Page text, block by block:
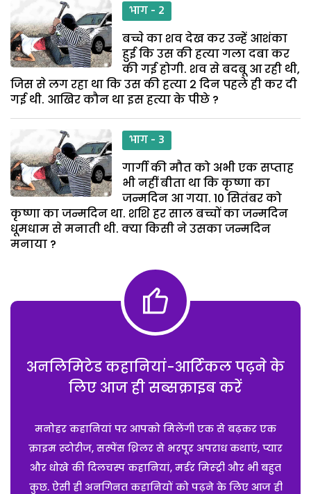
भाग - 2
बच्चे का शव देख कर उन्हें आशंका
हुई कि उस की हत्या गला दबा कर
की गई होगी. शव से बदबू आ रही थी,
जिस से लग रहा था कि उस की हत्या 2 दिन पहले ही कर दी
गई थी. आखिर कौन था इस हत्या के पीछे ?
भाग - 3
गार्गी की मौत को अभी एक सप्ताह
भी नहीं बीता था कि कृष्णा का
जन्मदिन आ गया. 10 सितंबर को
कृष्णा का जन्मदिन था. शशि हर साल बच्चों का जन्मदिन
धूमधाम से मनाती थी. क्या किसी ने उसका जन्मदिन
मनाया ?
अनलिमिटेड कहानियां-आर्टिकल पढ़ने के
लिए आज ही सब्सक्राइब करें
मनोहर कहानियां पर आपको मिलेंगी एक से बढ़कर एक
क्राइम स्टोरीज, सस्पेंस थ्रिलर से भरपूर अपराध कथाएं, प्यार
और धोखे की दिलचस्प कहानियां, मर्डर मिस्ट्री और भी बहुत
कुछ. ऐसी ही अनगिनत कहानियों को पढ़ने के लिए आज ही